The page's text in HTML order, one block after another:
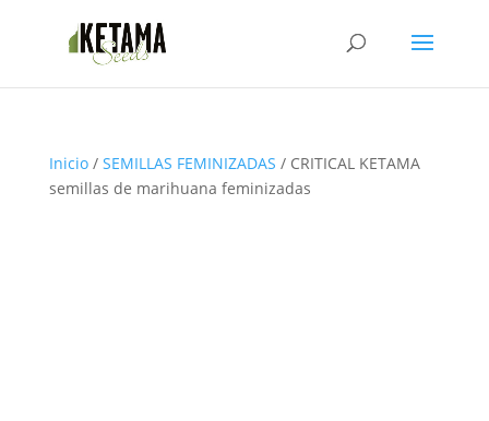
Inicio/ SEMILLAS FEMINIZADAS / CRITICAL KETAMA
semillas de marihuana feminizadas